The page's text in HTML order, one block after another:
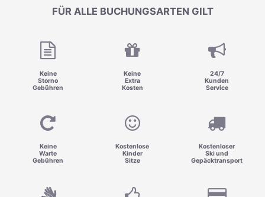
FÜR ALLE BUCHUNGSARTEN GILT
Keine
Storno
Gebühren
Keine
Extra
Kosten
24/7
Kunden
Service
Keine
Warte
Gebühren
Kostenlose
Kinder
Sitze
Kostenloser
Ski und
Gepäcktransport